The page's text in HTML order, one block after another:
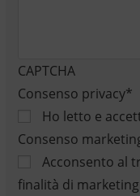
CAPTCHA
Consenso privacy*
Ho letto e
Consenso
Acconsento al
finalità di marketing